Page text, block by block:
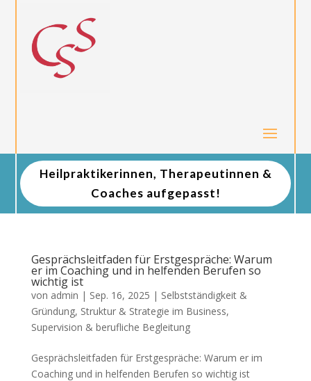
Heilpraktikerinnen, Therapeutinnen &
Coaches aufgepasst!
Gesprächsleitfaden für Erstgespräche: Warum
er im Coaching und in helfenden Berufen so
wichtig ist
von admin | Sep. 16, 2025 | Selbstständigkeit &
Gründung, Struktur & Strategie im Business,
Supervision & berufliche Begleitung
Gesprächsleitfaden für Erstgespräche: Warum er im
Coaching und in helfenden Berufen so wichtig ist